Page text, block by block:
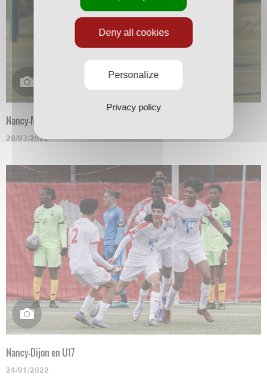
Nancy-Mulhouse en N3
28/03/2022
Nancy-Dijon en U17
24/01/2022
Deny all cookies
Personalize
Privacy policy